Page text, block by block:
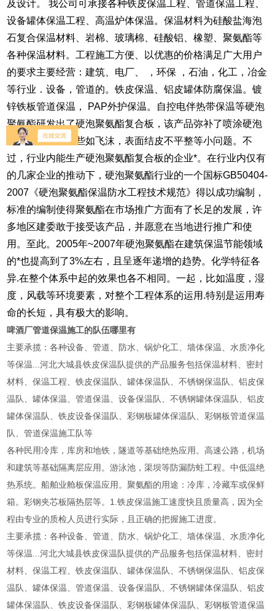
及设计。 我公司可承接各种铁皮保温工程、管道保温工程、
设备罐体保温工程、高温炉体保温。保温材料为硅酸盐海泡
石复合保温材料、岩棉、玻璃棉、硅酸铝、橡塑、聚氨酯等
各种保温材料。工程施工方便、以优惠的价格满足广大用户
的要求主要经营：建筑、电厂、 ，环保 ，石油，化工，冶金
等行业．设备，管道的。铁皮保温、铝皮罐体防腐保温。镀
锌铁板管道保温， PAP外护保温。自控电伴热带保温等硬泡
聚氨酯研发出了硬泡聚氨酯复合板，该产品弥补了喷涂硬泡
聚氨酯存在的一些如飞沫，表面结皮不平整等小问题。不
过，行业内能生产硬泡聚氨酯复合板的企业*。在行业内仅有
的几家企业的推动下，硬泡聚氨酯行业的一个国标GB50404-
2007《硬泡聚氨酯保温防水工程技术规范》得以成功编制，
标准的编制使得聚氨酯在市场推广方面有了长足的发展，许
多地区建委敢于接受该产品，并愿意在当地进行推广和使
用。至此。2005年~2007年硬泡聚氨酯在建筑保温节能领域
的*也提高到了3%左右，且呈逐年递增的趋势。化学特征各
异.在整个体系中起的效果也各不相同。一起，比如温度，湿
度，风载等环境要素，对整个工程体系的运用.特别是运用寿
命的长短，具有极大的影响。
啤酒厂管道保温施工的队伍哪里有
主要承揽：各种设备、管道、防水、锅炉化工、墙体保温、水质净化
等保温...河北大城县铁皮保温队提供的产品服务包括保温材料、密封
材料、保温工程、铁皮保温队、罐体保温队、不锈钢保温队、铝皮保
温队、罐体保温、管道保温、设备保温队、不锈钢罐体保温队、铝皮
罐体保温队、铁皮设备保温队、彩钢板罐体保温队、彩钢板管道保温
队、管道保温施工队等
各种民用冷库，库房和地铁，隧道等基础绝热应用。高速公路，机场
和建筑等基础隔离层应用。游泳池，渠坝等防漏防蛀工程。中低温绝
热系统。船舶业舱板保温应用。聚氨酯的用途：冷库，冷藏车或保鲜
箱。彩钢夹芯板隔热层等。1.铁皮保温施工速度快且质量高，因为全
程由专业的质检人员进行实际，且正确的把握施工进度。
主要承揽：各种设备、管道、防水、锅炉化工、墙体保温、水质净化
等保温...河北大城县铁皮保温队提供的产品服务包括保温材料、密封
材料、保温工程、铁皮保温队、罐体保温队、不锈钢保温队、铝皮保
温队、罐体保温、管道保温、设备保温队、不锈钢罐体保温队、铝皮
罐体保温队、铁皮设备保温队、彩钢板罐体保温队、彩钢板管道保温